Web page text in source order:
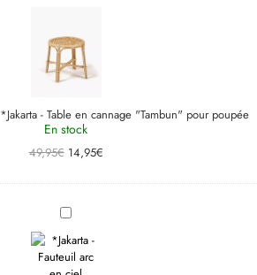
cannage
"Tambun"
pour
poupée
*Jakarta - Table en cannage "Tambun" pour poupée
En stock
49,95€ 14,95€
*Jakarta
-
Fauteuil
arc
en
ciel